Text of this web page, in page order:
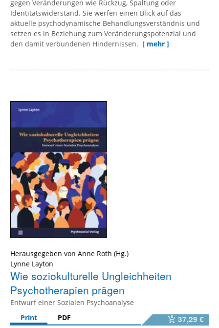
gegen Veränderungen wie Rückzug, Spaltung oder
Identitätswiderstand. Sie werfen einen Blick auf das
aktuelle psychodynamische Behandlungsverständnis und
setzen es in Beziehung zum Veränderungspotenzial und
den damit verbundenen Hindernissen. [ mehr ]
Herausgegeben von Anne Roth
Lynne Layton
Wie soziokulturelle Ungleichheiten
Psychotherapien prägen
Entwurf einer Sozialen Psychoanalyse
Print
PDF 37,29 €